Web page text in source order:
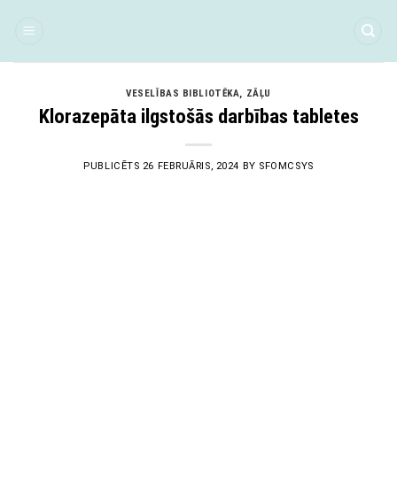
VESELĪBAS BIBLIOTĒKA, ZĀĻU
Klorazepāta ilgstošās darbības tabletes
PUBLICĒTS 26 FEBRUĀRIS, 2024 BY SFOMCSYS